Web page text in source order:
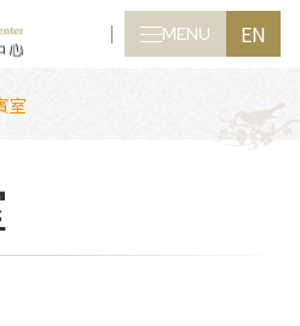
MENU EN
CLOSE
室